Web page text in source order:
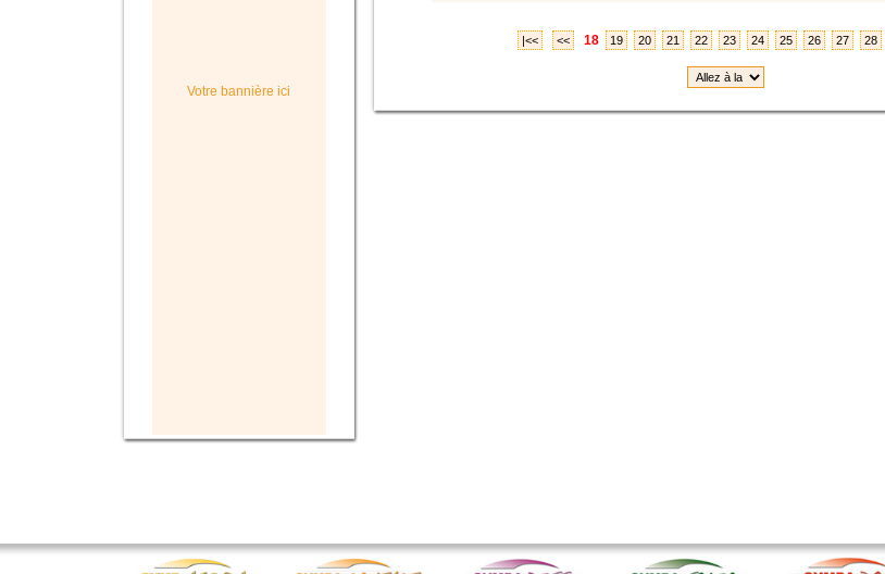
Votre bannière ici
|<< << 18 19 20 21 22 23 24 25 26 27 28